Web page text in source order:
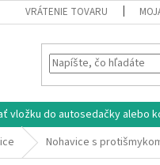
VRÁTENIE TOVARU
vložku do autosedačky alebo
Nohavice s